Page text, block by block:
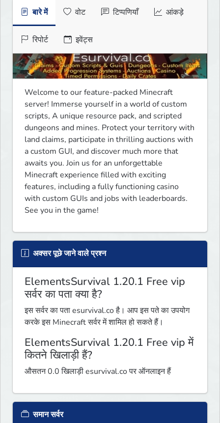
बारे में वोट टिप्पणियाँ आंकड़े
रिपोर्ट इवेंट्स
Welcome to our feature-packed Minecraft
server! Immerse yourself in a world of custom
scripts, A unique resource pack, and scripted
dungeons and mines. Protect your territory with
land claims, participate in thrilling auctions with
a custom GUI, and discover much more that
awaits you. Join us for an unforgettable
Minecraft experience filled with exciting
features, including a fully functioning casino
with custom GUIs and jobs with leaderboards.
See you in the game!
अक्सर पूछे जाने वाले प्रश्न
ElementsSurvival 1.20.1 Free vip
सर्वर का पता क्या है?
इस सर्वर का पता esurvival.co है। आप इस पते का उपयोग
करके इस Minecraft सर्वर में शामिल हो सकते हैं।
ElementsSurvival 1.20.1 Free vip में
कितने खिलाड़ी हैं?
औसतन 0.0 खिलाड़ी esurvival.co पर ऑनलाइन हैं
समान सर्वर